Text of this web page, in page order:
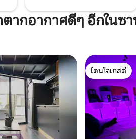
ากอากาศดีๆ อีกในซา
โดนใจเกสต์
โดนใจเกสต์